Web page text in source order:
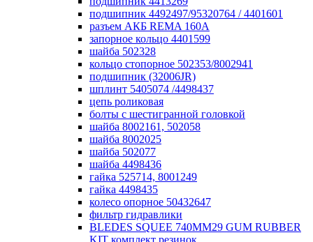
подшипник 4492497/95320764 / 4401601
разъем АКБ REMA 160А
запорное кольцо 4401599
шайба 502328
кольцо стопорное 502353/8002941
подшипник (32006JR)
шплинт 5405074 /4498437
цепь роликовая
болты с шестигранной головкой
шайба 8002161, 502058
шайба 8002025
шайба 502077
шайба 4498436
гайка 525714, 8001249
гайка 4498435
колесо опорное 50432647
фильтр гидравлики
BLEDES SQUEE 740MM29 GUM RUBBER
KIT комплект резинок